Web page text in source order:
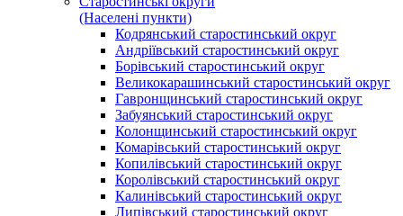
(Населені пункти)
Кодрянський старостинський округ
Андріївський старостинський округ
Борівський старостинський округ
Великокарашинський старостинський округ
Гавронщинський старостинський округ
Забуянський старостинський округ
Колонщинський старостинський округ
Комарівський старостинський округ
Копилівський старостинський округ
Королівський старостинський округ
Калинівський старостинський округ
Липівський старостинський округ